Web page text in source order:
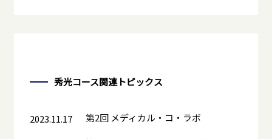
秀光コース関連トピックス
2023.11.17 第2回 メディカル・コ・ラボ